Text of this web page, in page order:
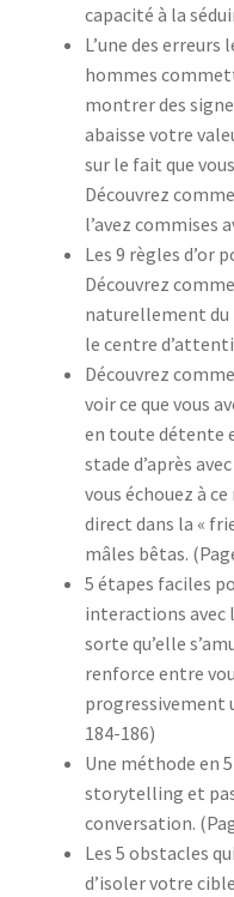
capacité à la
L’une des erreurs
hommes
montrerdes
abaisse votre
sur le fait que
Découvrez
l’avez commises
Les 9 règles d’or
Découvrez
naturellement du
le centre
Découvrez
voir ce que vous
en toute détente
stade d’après
vous échouez à
direct dans la «
mâles bêtas.
5 étapes faciles
interactions avec
sorte qu’elle
renforce entre
progressivement
184-186)
Une méthode en
storytelling et
conversation.
Les 5 obstacles
d’isoler votre